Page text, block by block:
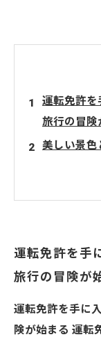
運転免許を
旅行の冒険
美しい景色
目的地に辿
思い出を作
界
運転免許を
運転免許を手
旅行の冒険が
運転免許を手に
険が始まる 運転